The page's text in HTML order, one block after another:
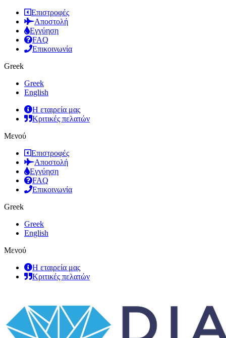
Επιστροφές
Αποστολή
Εγγύηση
FAQ
Επικοινωνία
Greek
Greek
English
Η εταιρεία μας
Κριτικές πελατών
Μενού
Επιστροφές
Αποστολή
Εγγύηση
FAQ
Επικοινωνία
Greek
Greek
English
Μενού
Η εταιρεία μας
Κριτικές πελατών